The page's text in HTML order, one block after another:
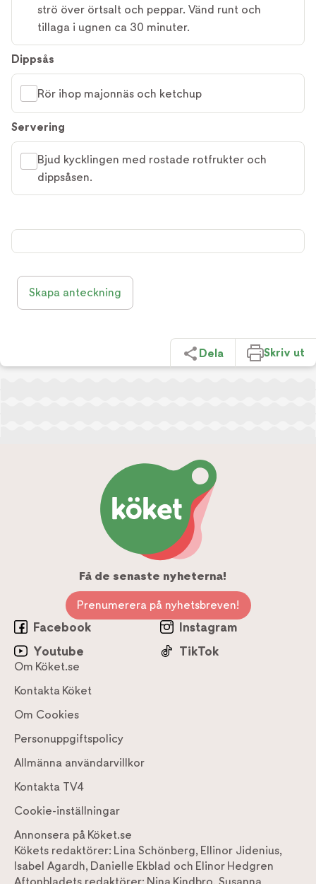
strö över örtsalt och peppar. Vänd runt och
tillaga i ugnen ca 30 minuter.
Dippsås
Rör ihop majonnäs och ketchup
Servering
Bjud kycklingen med rostade rotfrukter och
dippsåsen.
Skapa anteckning
Dela Skriv ut
Få de senaste nyheterna!
Prenumerera på nyhetsbreven!
Facebook
Instagram
Youtube
TikTok
Om Köket.se
Kontakta Köket
Om Cookies
Personuppgiftspolicy
Allmänna användarvillkor
Kontakta TV4
Cookie-inställningar
Annonsera på Köket.se
Kökets redaktörer: Lina Schönberg, Ellinor Jidenius,
Isabel Agardh, Danielle Ekblad och Elinor Hedgren